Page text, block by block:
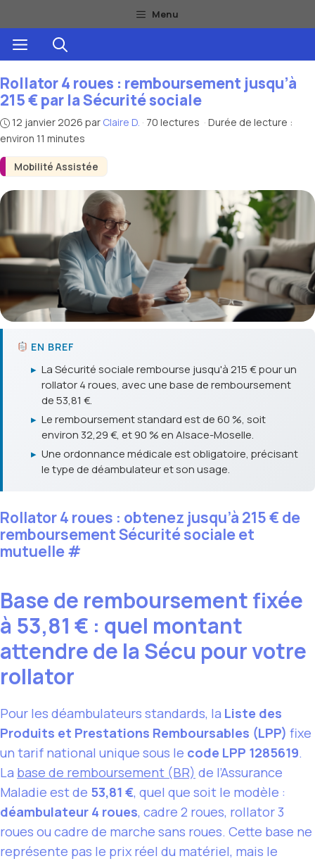
au
contenu
Menu
Menu
Mobilité Assistée
Rollator 4 roues : remboursement jusqu’à
215 € par la Sécurité sociale
12 janvier 2026 par Claire D. · 70 lectures · Durée de lecture :
environ 11 minutes
EN BREF
▸ La Sécurité sociale rembourse jusqu'à 215 € pour un
rollator 4 roues, avec une base de remboursement
de 53,81 €.
▸ Le remboursement standard est de 60 %, soit
environ 32,29 €, et 90 % en Alsace-Moselle.
▸ Une ordonnance médicale est obligatoire, précisant
le type de déambulateur et son usage.
Rollator 4 roues : obtenez jusqu’à 215 € de
remboursement Sécurité sociale et
mutuelle#
Base de remboursement fixée
à 53,81 € : quel montant
attendre de la Sécu pour votre
rollator
Pour les déambulateurs standards, la Liste des
Produits et Prestations Remboursables (LPP) fixe
un tarif national unique sous le code LPP 1285619.
La base de remboursement (BR) de l’Assurance
Maladie est de 53,81 €, quel que soit le modèle :
déambulateur 4 roues, cadre 2 roues, rollator 3
roues ou cadre de marche sans roues. Cette base ne
représente pas le prix réel du matériel, mais le